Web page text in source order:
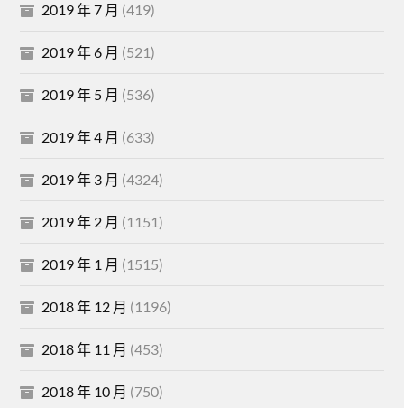
2019 年 7 月 (419)
2019 年 6 月 (521)
2019 年 5 月 (536)
2019 年 4 月 (633)
2019 年 3 月 (4324)
2019 年 2 月 (1151)
2019 年 1 月 (1515)
2018 年 12 月 (1196)
2018 年 11 月 (453)
2018 年 10 月 (750)